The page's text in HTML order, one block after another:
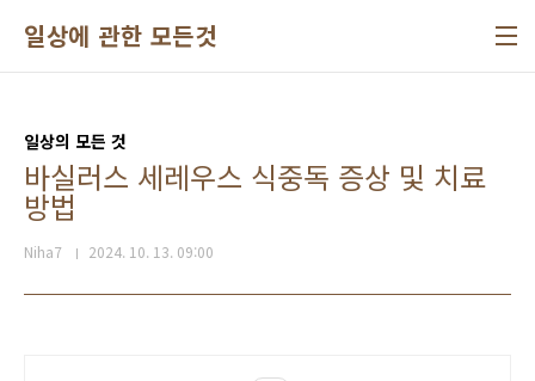
일상에 관한 모든것
일상의 모든 것
바실러스 세레우스 식중독 증상 및 치료
방법
Niha7 2024. 10. 13. 09:00